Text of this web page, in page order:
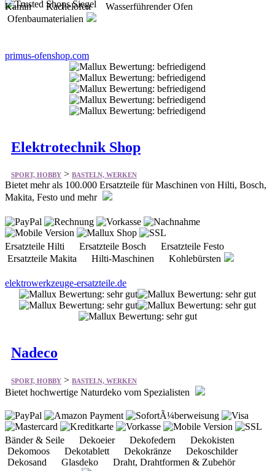
Kamin Kachelofen Wasserführender Ofen
Ofenbaumaterialien
primus-ofenshop.com
Elektrotechnik Shop
SPORT, HOBBY > BASTELN, WERKEN
Bietet mehr als 100.000 Ersatzteile für Maschinen von Hilti, Bosch,
Makita, Festo und mehr
Ersatzteile Hilti Ersatzteile Bosch Ersatzteile Festo
Ersatzteile Makita Hilti-Maschinen Kohlebürsten
elektrowerkzeuge-ersatzteile.de
Nadeco
SPORT, HOBBY > BASTELN, WERKEN
Bietet hochwertige Naturdeko vom Spezialisten
Bänder & Seile Dekoeier Dekofedern Dekokisten
Dekomoos Dekotablett Dekokränze Dekoschilder
Dekosand Glasdeko Draht, Drahtformen & Zubehör